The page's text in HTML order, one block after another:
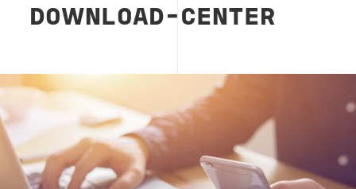
DOWNLOAD-CENTER
Image